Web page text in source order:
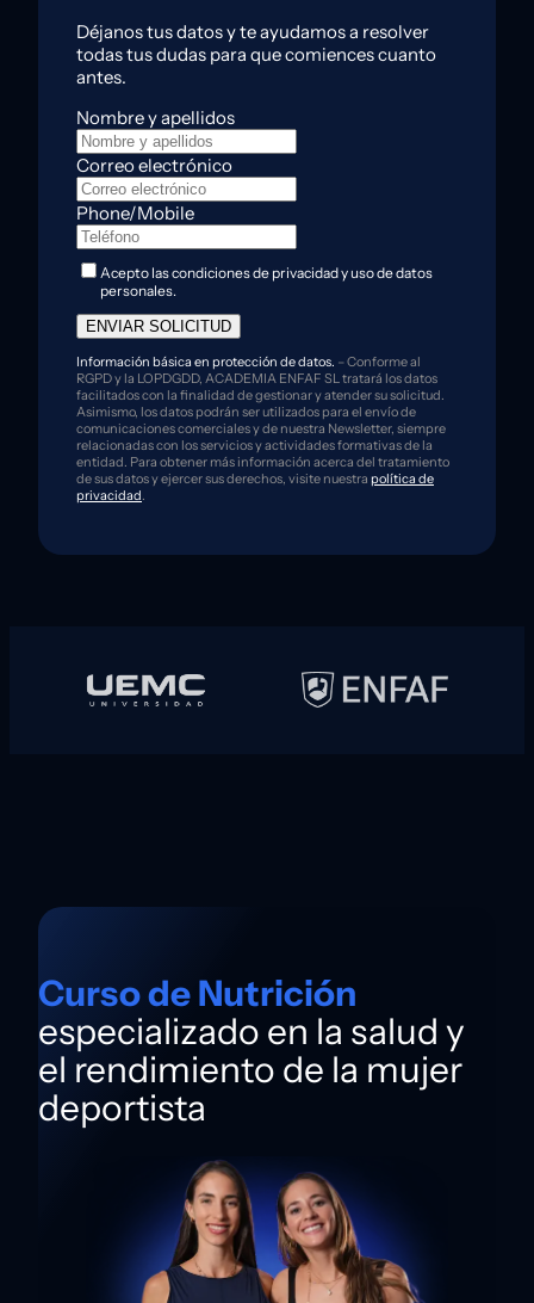
Déjanos tus datos y te ayudamos a resolver
todas tus dudas para que comiences cuanto
antes.
Nombre y apellidos
Correo electrónico
Phone/Mobile
Acepto las condiciones de privacidad y uso de datos
personales.
ENVIAR SOLICITUD
Información básica en protección de datos. – Conforme al
RGPD y la LOPDGDD, ACADEMIA ENFAF SL tratará los datos
facilitados con la finalidad de gestionar y atender su solicitud.
Asimismo, los datos podrán ser utilizados para el envío de
comunicaciones comerciales y de nuestra Newsletter, siempre
relacionadas con los servicios y actividades formativas de la
entidad. Para obtener más información acerca del tratamiento
de sus datos y ejercer sus derechos, visite nuestra política de
privacidad
Curso de Nutrición
especializado en la salud y
el rendimiento de la mujer
deportista